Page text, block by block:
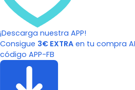
¡Descarga nuestra APP!
Consigue 3€ EXTRA en tu compra
código APP-FB